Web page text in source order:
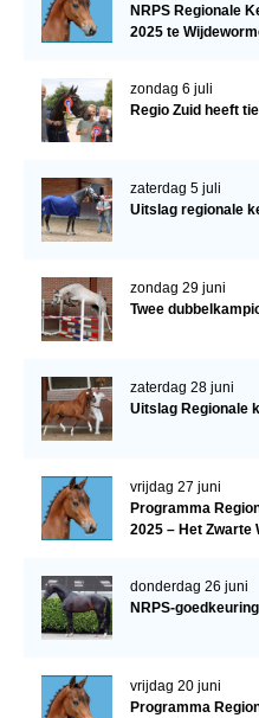
NRPS Regionale
2025 te
zondag 6 juli
Regio Zuid heeft
zaterdag 5 juli
Uitslag regionale
zondag 29 juni
Twee
zaterdag 28 juni
Uitslag Regionale
vrijdag 27 juni
Programma
2025 – Het Zwarte
donderdag 26 juni
NRPS-
vrijdag 20 juni
Programma